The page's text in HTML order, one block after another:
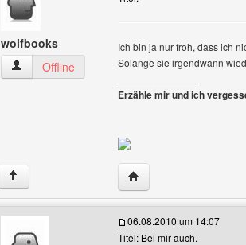
wolfbooks
wolfbooks Benutzer-Profile anzeigen
Offline
Ich bin ja nur froh, dass ich
Solange sie irgendwann
Erzähle mir und ich
↑ Website dieses
06.08.2010 um 14:07
Titel: Bei mir auch.